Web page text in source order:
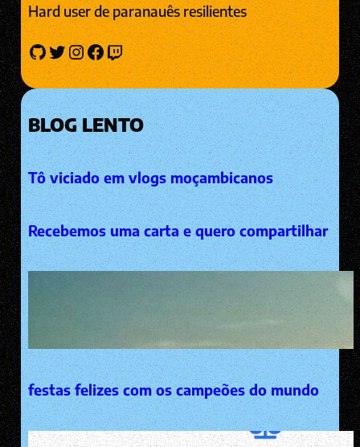
Hard user de paranauês resilientes
GitHub Twitter InstagramFacebook Twitch
BLOG LENTO
Tô viciado em vlogs moçambicanos
Recebemos uma carta e quero compartilhar
festas felizes com os campeões do mundo